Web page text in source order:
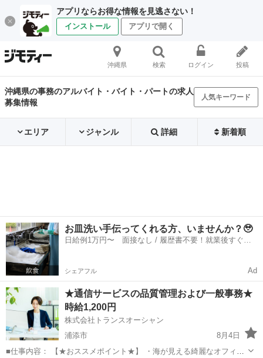
アプリならお得な情報を見逃さない！
インストール アプリで開く
沖縄県 検索 ログイン 投稿
沖縄県の事務のアルバイト・バイト・パートの求人
募集情報
人気キーワード
エリア ジャンル 詳細 新着順
お皿洗い手伝ってくれる方、いませんか？🥹
日給例1万円〜 面接なし / 履歴書不要！就業後すぐに
シェアフル Ad
★通信サービスの品質管理および一般事務★
時給1,200円
株式会社トランスオーシャン
浦添市
8月4日
■仕事内容： 【★おススメポイント★】 ・海が見える綺麗なオフィス